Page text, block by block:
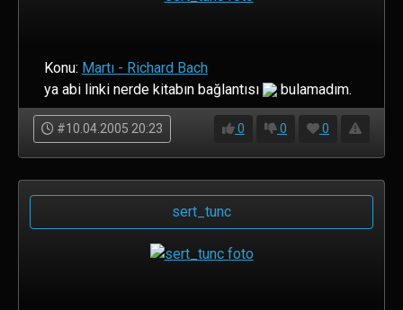
Konu: Martı - Richard Bach
ya abi linki nerde kitabın bağlantısı
bulamadım.
#10.04.2005 20:23 0 0 0
sert_tunc